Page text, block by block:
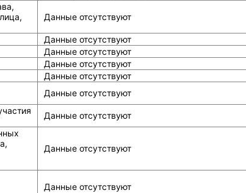
Данные отсутствуют
Данные отсутствуют
Данные отсутствуют
Данные отсутствуют
Данные отсутствуют
Данные отсутствуют
Данные отсутствуют
Данные отсутствуют
Данные отсутствуют